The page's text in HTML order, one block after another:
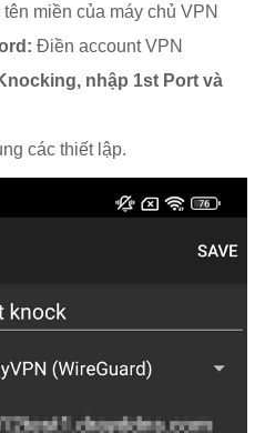
miền của máy chủ VPN
Điền account VPN
nhập 1st Port và
các thiết lập.